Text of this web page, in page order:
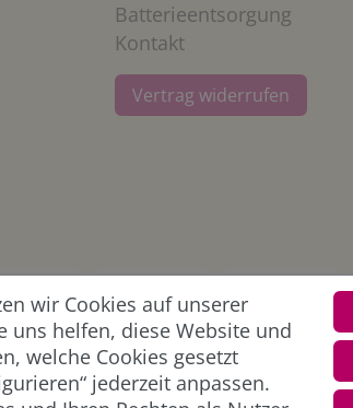
Batterieentsorgung
Kontakt
Vertrag widerrufen
wir Cookies auf unserer
uns helfen, diese Website und
welche Cookies gesetzt
jederzeit anpassen.